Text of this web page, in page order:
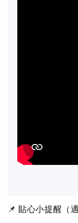
📌 貼心小提醒（